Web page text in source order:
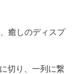
癒しのディスプ
切り、一列に繋